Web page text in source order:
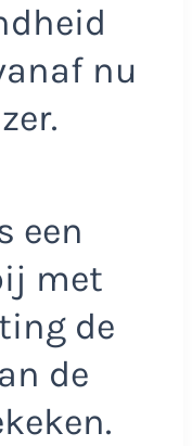
nu
een
met
de
de